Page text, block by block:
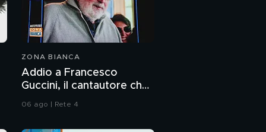
ZONA BIANCA
Addio a Francesco
Guccini, il cantautore che
ha raccontato l'Italia
06 ago | Rete 4